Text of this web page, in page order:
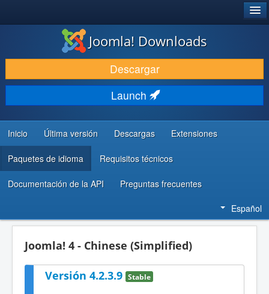
DESCARGAR & EXTENDER
DESCUBRE & APRENDE
COMUNIDAD & SOPORTE
RECURSOS PARA DESARROLLADORES
Joomla! Downloads
Descargar
Launch
Inicio Última versión Descargas Extensiones
Paquetes de idioma Requisitos técnicos
Documentación de la API Preguntas frecuentes
Español
Joomla! 4 - Chinese (Simplified)
Versión 4.2.3.9 Stable